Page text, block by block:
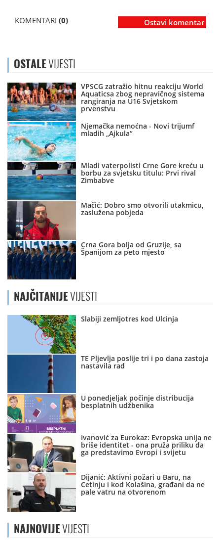
KOMENTARI (0) Ostavi komentar
OSTALEVIJESTI
VPSCG zatražio hitnu reakciju World
Aquaticsa zbog nepravičnog sistema
rangiranja na U16 Svjetskom
prvenstvu
Njemačka nemoćna - Novi trijumf
mladih „Ajkula“
Mladi vaterpolisti Crne Gore kreću u
borbu za svjetsku titulu: Prvi rival
Zimbabve
Mačić: Dobro smo otvorili utakmicu,
zaslužena pobjeda
Crna Gora bolja od Gruzije, sa
Španijom za peto mjesto
NAJČITANIJEVIJESTI
Slabiji zemljotres kod Ulcinja
TE Pljevlja poslije tri i po dana zastoja
nastavila rad
U ponedjeljak počinje distribucija
besplatnih udžbenika
Ivanović za Eurokaz: Evropska unija ne
briše identitet - ona pruža priliku da
ga predstavimo Evropi i svijetu
Dijanić: Aktivni požari u Baru, na
Cetinju i kod Kolašina, građani da ne
pale vatru na otvorenom
NAJNOVIJEVIJESTI